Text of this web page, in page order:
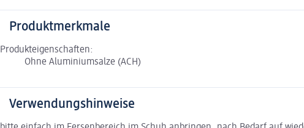
Produktmerkmale
Produkteigenschaften:
Ohne Aluminiumsalze (ACH)
Verwendungshinweise